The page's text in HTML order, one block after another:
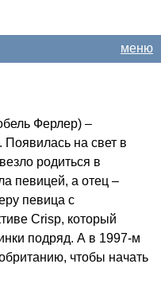
меню
Ферлер) –
Появилась на свет в
родиться в
певицей, а отец –
певица с
Crisp, который
подряд. А в 1997-м
чтобы начать